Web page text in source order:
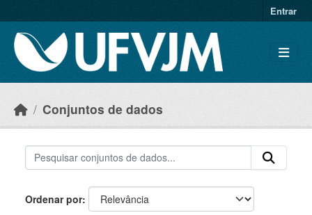
Entrar
Conjuntos de dados
Ordenar por